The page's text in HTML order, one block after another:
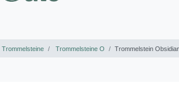
Trommelsteine Trommelsteine O Trommelstein